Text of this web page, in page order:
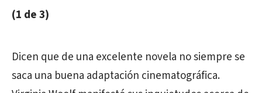
(1 de 3)
Dicen que de una excelente novela no siempre se
saca una buena adaptación cinematográfica.